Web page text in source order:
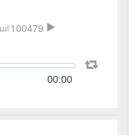
100479
00:00